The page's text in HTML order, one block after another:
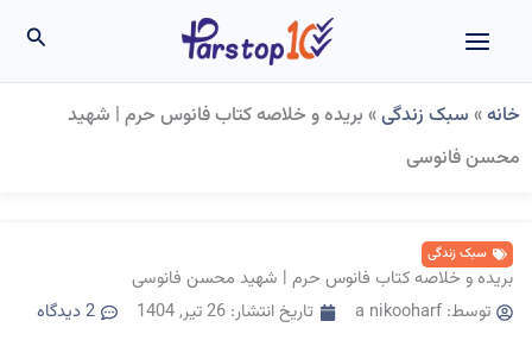
خانه» سبک زندگی» بریده و خلاصه کتاب فانوس حرم | شهید
محسن فانوسی
سبک زندگی
بریده و خلاصه کتاب فانوس حرم | شهید محسن فانوسی
توسط:a nikooharf تاریخ انتشار: 26 تیر, 1404
2 دیدگاه